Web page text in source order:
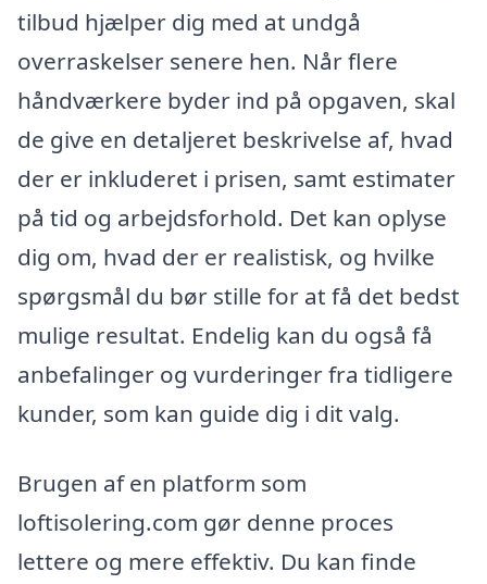
tilbud hjælper dig med at undgå
overraskelser senere hen. Når flere
håndværkere byder ind på opgaven, skal
de give en detaljeret beskrivelse af, hvad
der er inkluderet i prisen, samt estimater
på tid og arbejdsforhold. Det kan oplyse
dig om, hvad der er realistisk, og hvilke
spørgsmål du bør stille for at få det bedst
mulige resultat. Endelig kan du også få
anbefalinger og vurderinger fra tidligere
kunder, som kan guide dig i dit valg.
Brugen af en platform som
loftisolering.com gør denne proces
lettere og mere effektiv. Du kan finde